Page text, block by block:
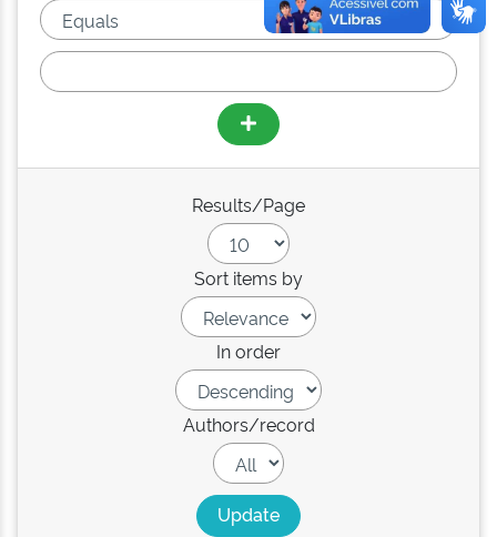
Results/Page
Sort items by
In order
Authors/record